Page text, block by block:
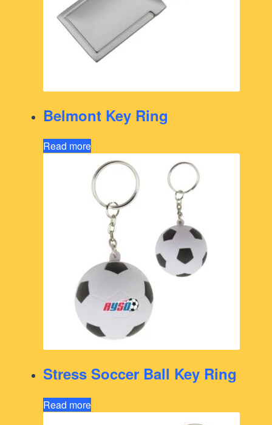
Belmont Key Ring
Read more
Stress Soccer Ball Key Ring
Read more